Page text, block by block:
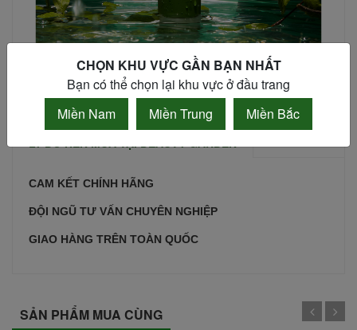
LÝ DO NÊN MUA TẠI BEAUTY GARDEN
CAM KẾT CHÍNH HÃNG
ĐỘI NGŨ TƯ VẤN CHUYÊN NGHIỆP
GIAO HÀNG TRÊN TOÀN QUỐC
SẢN PHẨM MUA CÙNG
CHỌN KHU VỰC GẦN BẠN NHẤT
Bạn có thể chọn lại khu vực ở đầu trang
Miền Nam
Miền Trung Miền Bắc